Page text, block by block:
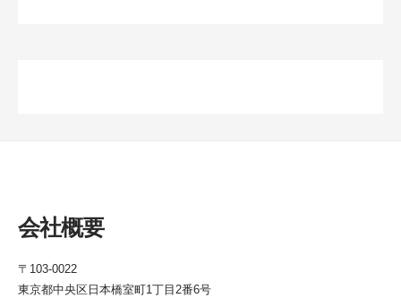
会社概要
〒103-0022
東京都中央区日本橋室町1丁目2番6号